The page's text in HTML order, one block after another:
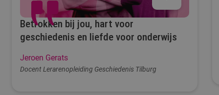
Betrokken bij jou, hart voor
geschiedenis en liefde voor onderwijs
Jeroen Gerats
Docent Lerarenopleiding Geschiedenis Tilburg